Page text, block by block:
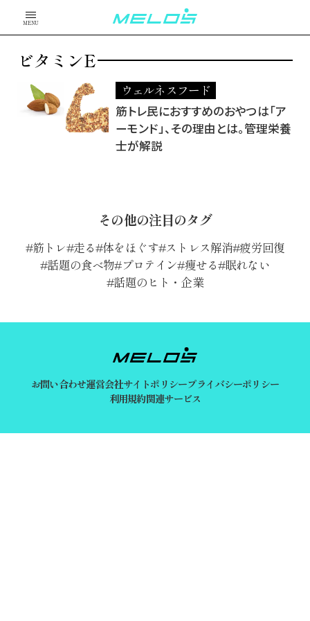
MENU
ビタミンE
ウェルネスフード
筋トレ民におすすめのおやつは「ア
ーモンド」、その理由とは。管理栄養
士が解説
その他の注目のタグ
筋トレ 走る 体をほぐす ストレス解消 疲労回復
話題の食べ物 プロテイン 痩せる 眠れない
話題のヒト・企業
お問い合わせ運営会社サイトポリシープライバシーポリシー
利用規約関連サービス